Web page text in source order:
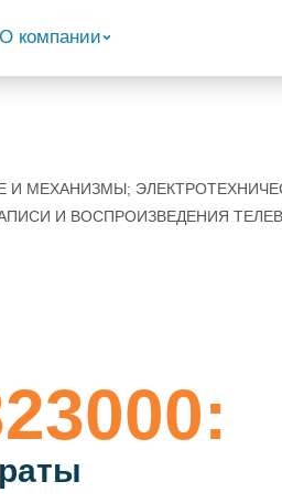
О компании
И МЕХАНИЗМЫ;
И ВОСПРОИЗВЕДЕНИЯ